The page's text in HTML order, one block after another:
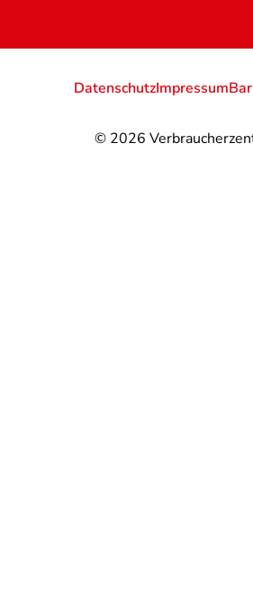
© 2026
DatenschutzImpressum